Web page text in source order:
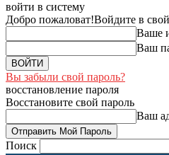
войти в систему
Добро пожаловат!Войдите в
Ваше
Ваш
Вы забыли свой пароль?
восстановление пароля
Восстановите свой пароль
Ваш
Поиск